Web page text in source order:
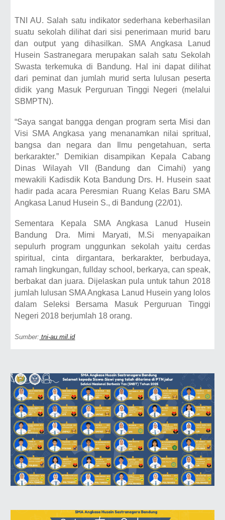
TNI AU. Salah satu indikator sederhana keberhasilan
suatu sekolah dilihat dari sisi penerimaan murid baru
dan output yang dihasilkan. SMA Angkasa Lanud
Husein Sastranegara merupakan salah satu Sekolah
Swasta terkemuka di Bandung. Hal ini dapat dilihat
dari peminat dan jumlah murid serta lulusan peserta
didik yang Masuk Perguruan Tinggi Negeri (melalui
SBMPTN).
“Saya sangat bangga dengan program serta Misi dan
Visi SMA Angkasa yang menanamkan nilai spritual,
bangsa dan negara dan Ilmu pengetahuan, serta
berkarakter.” Demikian disampikan Kepala Cabang
Dinas Wilayah VII (Bandung dan Cimahi) yang
mewakili Kadisdik Kota Bandung Drs. H. Husein saat
hadir pada acara Peresmian Ruang Kelas Baru SMA
Angkasa Lanud Husein S., di Bandung (22/01).
Sementara Kepala SMA Angkasa Lanud Husein
Bandung Dra. Mimi Maryati, M.Si menyapaikan
sepulurh program unggunkan sekolah yaitu cerdas
spiritual, cinta dirgantara, berkarakter, berbudaya,
ramah lingkungan, fullday school, berkarya, can speak,
berbakat dan juara. Dijelaskan pula untuk tahun 2018
jumlah lulusan SMA Angkasa Lanud Husein yang lolos
dalam Seleksi Bersama Masuk Perguruan Tinggi
Negeri 2018 berjumlah 18 orang.
Sumber: tni-au.mil.id